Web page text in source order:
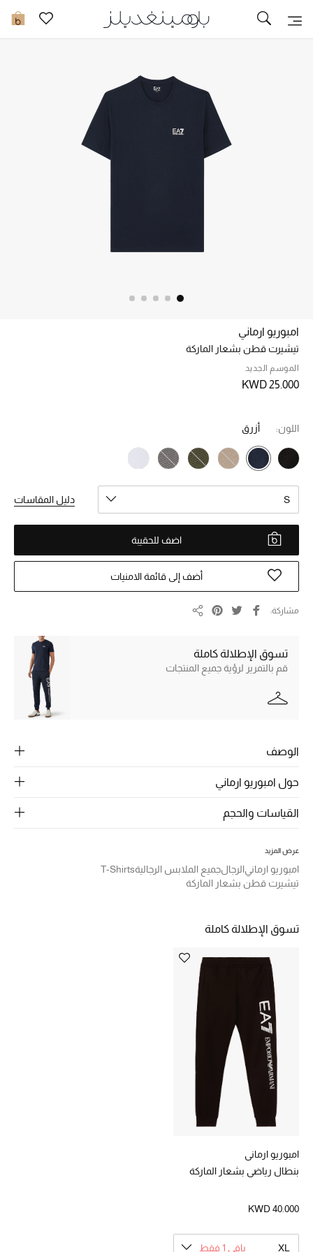
0 تخفيضات
مزيد من التخفيضات
خصم حتى 70%
تسوقوا الآن
ما وصلنا حديثاً
النساء
الحقائب النسائية
أحذية النسائية
الجمال
الأطفال
المجوهرات
جديد لدينا
النساء
عرض جميع المنتجات
خصومات
ما وصلنا حديثاً
الموسم الجديد
ركن أناقة المنتجعات
حصريًا عبر الإنترنت
جميع إصدارتنا النسائية
تشكيلة المناسبات للنساء
امبوريو ارماني
تيشيرت قطن بشعار الماركة
الموسم الجديد
KWD 25.000
اللون: أزرق
S دليل المقاسات
اضف للحقيبة
أضف إلى قائمة الامنيات
مشاركة
تسوق الإطلالة كاملة
قم بالتمرير لرؤية جميع المنتجات
الوصف
حول امبوريو ارماني
القياسات والحجم
عرض المزيد
امبوريو ارمانيالرجالجميع الملابس الرجاليةT-Shirts
تيشيرت قطن بشعار الماركة
تسوق الإطلالة كاملة
امبوريو ارماني
بنطال رياضي بشعار الماركة
KWD 40.000
XL باقي 1 فقط